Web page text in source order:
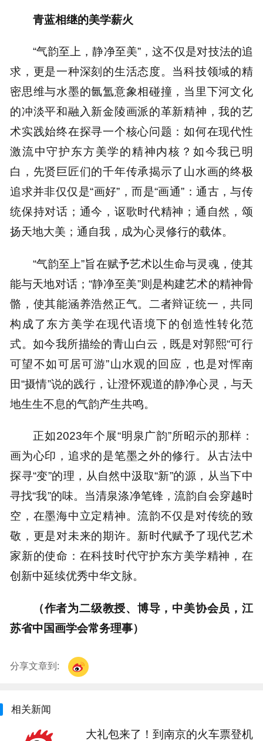
青蓝相继的美学薪火
“气韵至上，静净至美”，这不仅是对技法的追
求，更是一种深刻的生活态度。当科技领域的精
密思维与水墨的氤氲意象相碰撞，当里下河文化
的冲淡平和融入新金陵画派的革新精神，我的艺
术实践始终在探寻一个核心问题：如何在现代性
激流中守护东方美学的精神内核？如今我已明
白，先贤巨匠们的千年传承揭示了山水画的终极
追求并非仅仅是“画好”，而是“画通”：通古，与传
统保持对话；通今，讴歌时代精神；通自然，颂
扬天地大美；通自我，成为心灵修行的载体。
“气韵至上”旨在赋予艺术以生命与灵魂，使其
能与天地对话；“静净至美”则是构建艺术的精神骨
骼，使其能涵养浩然正气。二者辩证统一，共同
构成了东方美学在现代语境下的创造性转化范
式。如今我所描绘的青山白云，既是对郭熙“可行
可望不如可居可游”山水观的回应，也是对恽南
田“摄情”说的践行，让澄怀观道的静净心灵，与天
地生生不息的气韵产生共鸣。
正如2023年个展“明泉广韵”所昭示的那样：
画为心印，追求的是笔墨之外的修行。从古法中
探寻“变”的理，从自然中汲取“新”的源，从当下中
寻找“我”的味。当清泉涤净笔锋，流韵自会穿越时
空，在墨海中立定精神。流韵不仅是对传统的致
敬，更是对未来的期许。新时代赋予了现代艺术
家新的使命：在科技时代守护东方美学精神，在
创新中延续优秀中华文脉。
（作者为二级教授、博导，中美协会员，江
苏省中国画学会常务理事）
分享文章到:
相关新闻
大礼包来了！到南京的火车票登机